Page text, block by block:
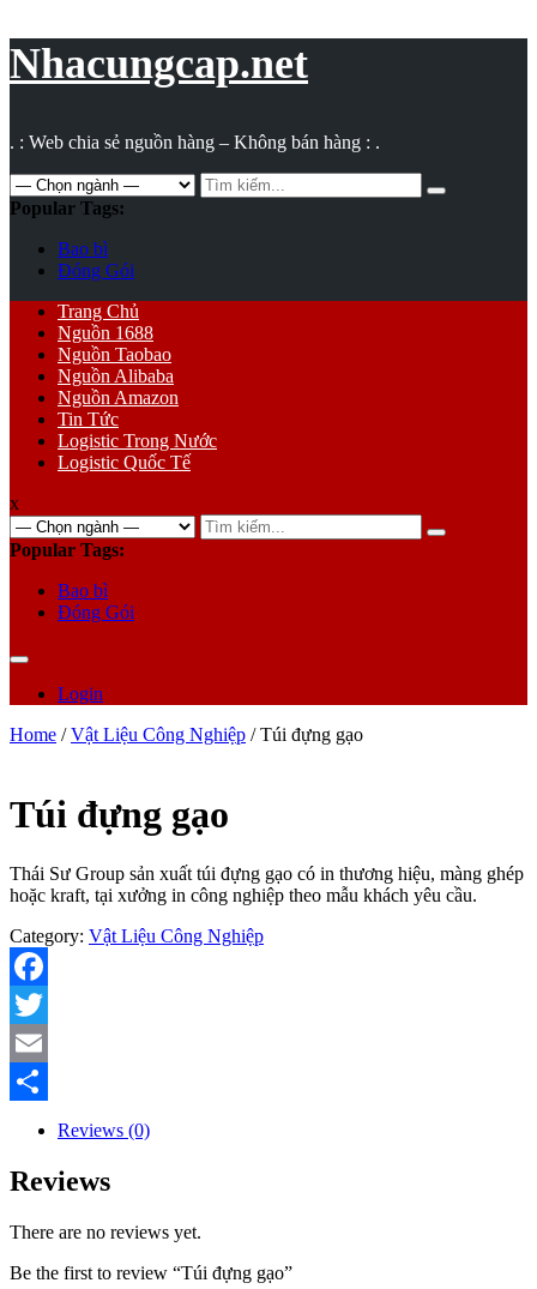
Nhacungcap.net
. : Web chia sẻ nguồn hàng – Không bán hàng : .
Search
for:
Popular Tags:
Bao bì
Đóng Gói
Primary
Menu
Trang Chủ
Nguồn 1688
Nguồn Taobao
Nguồn Alibaba
Nguồn Amazon
Tin Tức
Logistic Trong Nước
Logistic Quốc Tế
x
Search
for:
Popular Tags:
Bao bì
Đóng Gói
Login
Home /Vật Liệu Công Nghiệp / Túi đựng gạo
Túi đựng gạo
Thái Sư Group sản xuất túi đựng gạo có in thương hiệu, màng ghép
hoặc kraft, tại xưởng in công nghiệp theo mẫu khách yêu cầu.
Category: Vật Liệu Công Nghiệp
Facebook
Twitter
Email
Reviews (0)
Reviews
There are no reviews yet.
Be the first to review “Túi đựng gạo”